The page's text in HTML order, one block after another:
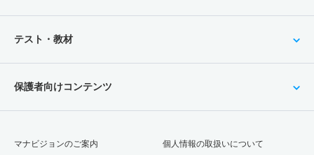
テスト・教材
保護者向けコンテンツ
マナビジョンのご案内 個人情報の取扱いについて